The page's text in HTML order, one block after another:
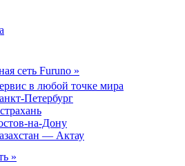
сеть Furuno »
в любой точке мира
Петербург
на-Дону
— Актау
»